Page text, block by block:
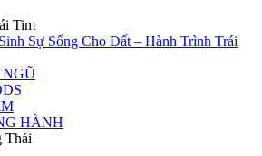
Tim
Sự Sống Cho Đất – Hành Trình Trái
HÀNH
Thái